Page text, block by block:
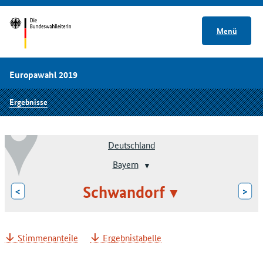
Menü
Europawahl 2019
Ergebnisse
Deutschland
Bayern
< Schwandorf >
Stimmenanteile Ergebnistabelle